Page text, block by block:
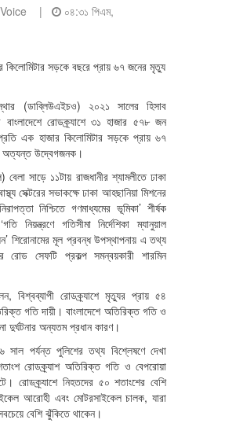
Voice |
০৪:৩১ পিএম,
(ডাব্লিউএইচও) ২০২১ সালের হিসাব
বাংলাদেশে রোডক্র্যাশে ৩১ হাজার ৫৭৮ জন
এক হাজার কিলোমিটার সড়কে প্রায় ৬৭
অত্যন্ত উদ্বেগজনক।
সাড়ে ১১টায় রাজধানীর শ্যামলীতে ঢাকা
সেক্টরের সভাকক্ষে ঢাকা আহছানিয়া মিশনের
নিশ্চিতে গণমাধ্যমের ভূমিকা’ শীর্ষক
নিয়ন্ত্রণে গতিসীমা নির্দেশিকা ম্যানুয়াল
শিরোনামের মূল প্রবন্ধ উপস্থাপনায় এ তথ্য
রোড সেফটি প্রকল্প সমন্বয়কারী শারমিন
বিশ্বব্যাপী রোডক্র্যাশে মৃত্যুর প্রায় ৫৪
গতি দায়ী। বাংলাদেশে অতিরিক্ত গতি ও
দুর্ঘটনার অন্যতম প্রধান কারণ।
পর্যন্ত পুলিশের তথ্য বিশ্লেষণে দেখা
রোডক্র্যাশ অতিরিক্ত গতি ও বেপরোয়া
রোডক্র্যাশে নিহতদের ৫০ শতাংশের বেশি
আরোহী এবং মোটরসাইকেল চালক, যারা
বেশি ঝুঁকিতে থাকেন।